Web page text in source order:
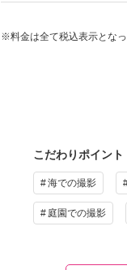
※料金は全て税込表示となっ
こだわりポイント
海での撮影
庭園での撮影